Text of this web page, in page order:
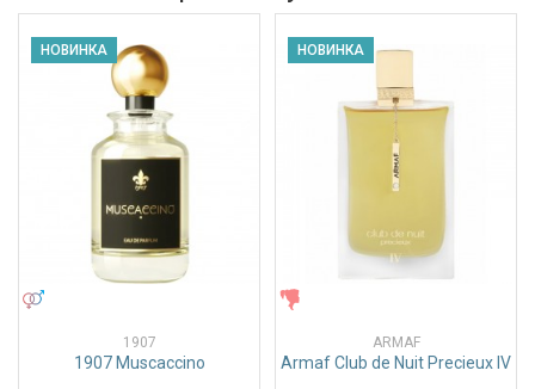
НОВИНКА
1907
1907 Muscaccino
НОВИНКА
ARMAF
Armaf Club de Nuit Precieux IV